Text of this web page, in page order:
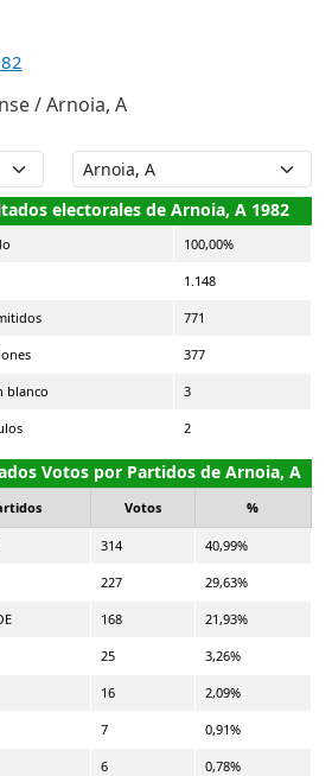
/ Arnoia, A
electorales de Arnoia, A 1982
100,00%
1.148
771
377
blanco 3
2
Votos por Partidos de Arnoia, A
Votos %
314 40,99%
227 29,63%
168 21,93%
25 3,26%
16 2,09%
7 0,91%
6 0,78%